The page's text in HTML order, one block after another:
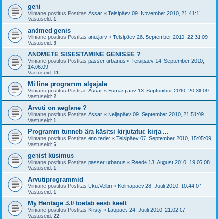
geni
Viimane postitus Postitas Assar « Teisipäev 09. November 2010, 21:41:11
Vastuseid: 1
andmed genis
Viimane postitus Postitas anu.jarv « Teisipäev 28. September 2010, 22:31:09
Vastuseid: 6
ANDMETE SISESTAMINE GENISSE ?
Viimane postitus Postitas passer urbanus « Teisipäev 14. September 2010,
14:06:09
Vastuseid: 11
Milline programm algajale
Viimane postitus Postitas Assar « Esmaspäev 13. September 2010, 20:38:09
Vastuseid: 2
Arvuti on aeglane ?
Viimane postitus Postitas Assar « Neljapäev 09. September 2010, 21:51:09
Vastuseid: 1
Programm tunneb ära käsitsi kirjutatud kirja ...
Viimane postitus Postitas enn.teder « Teisipäev 07. September 2010, 15:05:09
Vastuseid: 6
genist küsimus
Viimane postitus Postitas passer urbanus « Reede 13. August 2010, 19:05:08
Vastuseid: 1
Arvutiprogrammid
Viimane postitus Postitas Uku.Velbri « Kolmapäev 28. Juuli 2010, 10:44:07
Vastuseid: 1
My Heritage 3.0 toetab eesti keelt
Viimane postitus Postitas Kristy « Laupäev 24. Juuli 2010, 21:02:07
Vastuseid: 22